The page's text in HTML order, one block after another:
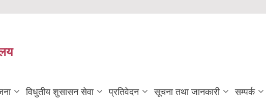
विधुतीय शुसासन सेवा प्रतिवेदन सूचना तथा जानकारी सम्पर्क